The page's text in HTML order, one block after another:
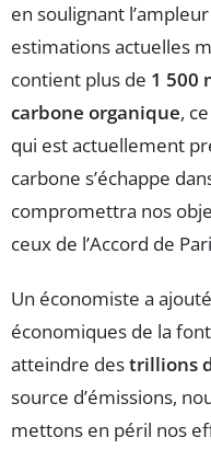
en soulignant
estimations actuelles
contient plus de 1 500
carbone organique,
qui est actuellement
carbone s’échappe
compromettra nos
ceux de l’Accord de
Un économiste a
économiques de la
atteindre destrillions
source d’émissions,
mettons en péril nos